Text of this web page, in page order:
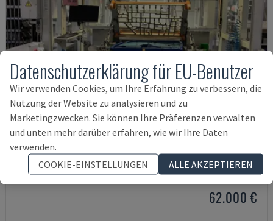
AUDI TSV D5 TÜR
CHANGO - ROBOTERARM
DEUTSCHLAND 2020 200 STD
62.000 €
Datenschutzerklärung für EU-Benutzer
Wir verwenden Cookies, um Ihre Erfahrung zu verbessern, die
Nutzung der Website zu analysieren und zu
Marketingzwecken. Sie können Ihre Präferenzen verwalten
und unten mehr darüber erfahren, wie wir Ihre Daten
verwenden.
COOKIE-EINSTELLUNGEN
ALLE AKZEPTIEREN